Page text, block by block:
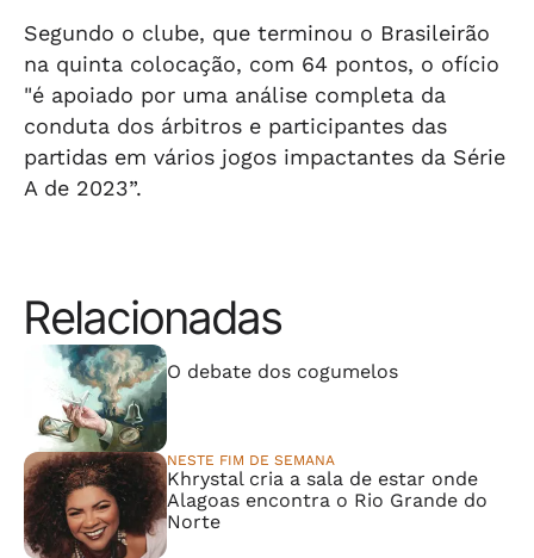
Segundo o clube, que terminou o Brasileirão
na quinta colocação, com 64 pontos, o ofício
"é apoiado por uma análise completa da
conduta dos árbitros e participantes das
partidas em vários jogos impactantes da Série
A de 2023”.
Relacionadas
O debate dos cogumelos
NESTE FIM DE SEMANA
Khrystal cria a sala de estar onde
Alagoas encontra o Rio Grande do
Norte